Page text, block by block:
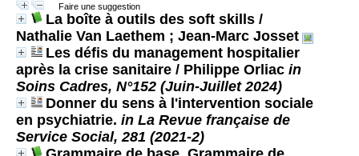
Faire une suggestion
La boîte à outils des soft skills /
Nathalie Van Laethem ; Jean-Marc Josset
Les défis du management hospitalier
après la crise sanitaire / Philippe Orliac in
Soins Cadres, N°152 (Juin-Juillet 2024)
Donner du sens à l'intervention sociale
en psychiatrie. in La Revue française de
Service Social, 281 (2021-2)